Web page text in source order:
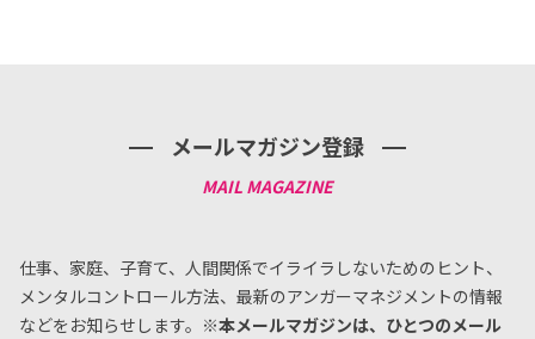
メールマガジン登録
仕事、家庭、子育て、人間関係でイライラしないためのヒント、
メンタルコントロール方法、 最新のアンガーマネジメントの情報
などをお知らせします。 ※本メールマガジンは、ひとつのメール